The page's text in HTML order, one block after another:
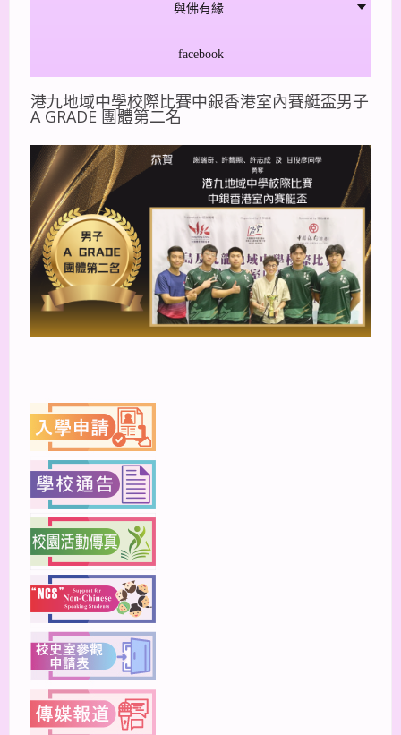
與佛有緣
facebook
港九地域中學校際比賽中銀香港室內賽艇盃男子
A GRADE 團體第二名